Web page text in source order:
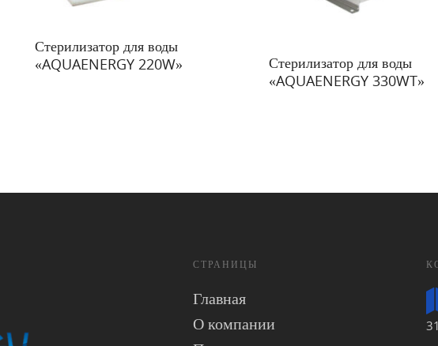
Стерилизатор для воды
«AQUAENERGY 220W»
Стерилизатор для воды
«AQUAENERGY 330WT»
СТРАНИЦЫ
Главная
О компании